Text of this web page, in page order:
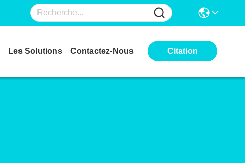
Les Solutions Contactez-Nous Citation